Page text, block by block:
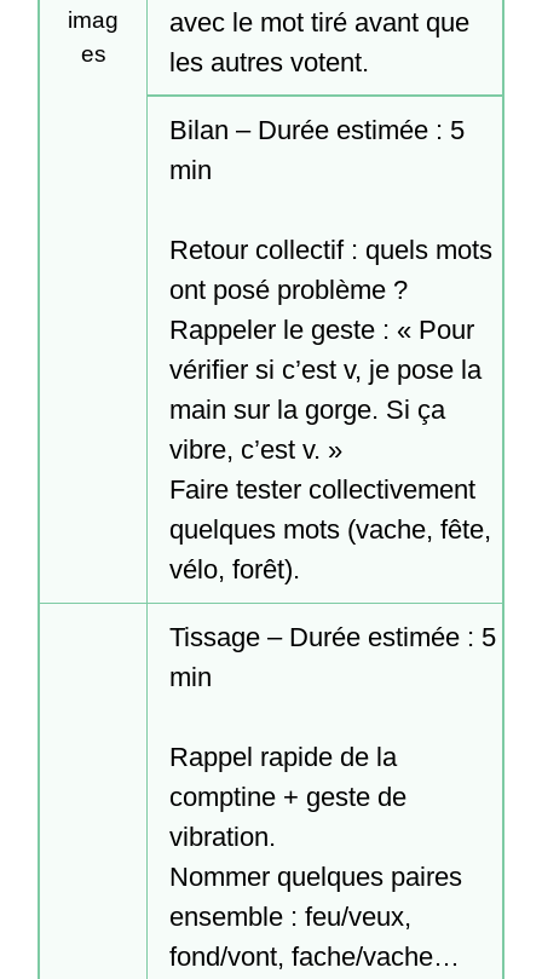
imag
es
avec le mot tiré avant que
les autres votent.
Bilan – Durée estimée : 5
min
Retour collectif : quels mots
ont posé problème ?
Rappeler le geste : « Pour
vérifier si c’est v, je pose la
main sur la gorge. Si ça
vibre, c’est v. »
Faire tester collectivement
quelques mots (vache, fête,
vélo, forêt).
Tissage – Durée estimée : 5
min
Rappel rapide de la
comptine + geste de
vibration.
Nommer quelques paires
ensemble : feu/veux,
fond/vont, fache/vache…